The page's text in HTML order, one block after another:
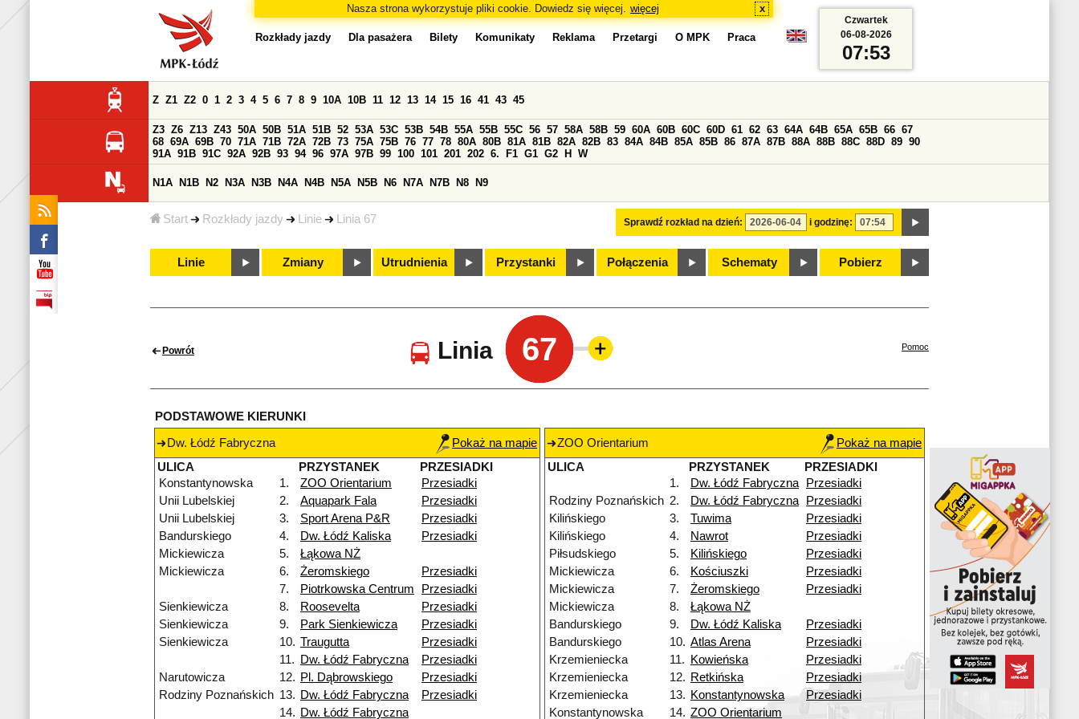
Nasza strona wykorzystuje pliki cookie. Dowiedz się więcej. więcej x
Start Rozkłady jazdy Linie Linia 67
Rozkłady jazdy Dla pasażera Bilety Komunikaty Reklama Przetargi O MPK Praca
Sprawdź rozkład na dzień: i godzinę:
Z Z1 Z2 0 1 2 3 4 5 6 7 8 9 10A 10B 11 12 13 14 15 16 41 43 45
Z3 Z6 Z13 Z43 50A 50B 51A 51B 52 53A 53C 53B 54B 55A 55B 55C 56 57 58A 58B 59 60A 60B 60C 60D 61 62 63 64A 64B 65A 65B 66 67
68 69A 69B 70 71A 71B 72A 72B 73 75A 75B 76 77 78 80A 80B 81A 81B 82A 82B 83 84A 84B 85A 85B 86 87A 87B 88A 88B 88C 88D 89 90
91A 91B 91C 92A 92B 93 94 96 97A 97B 99 100 101 201 202 6. F1 G1 G2 H W
N1A N1B N2 N3A N3B N4A N4B N5A N5B N6 N7A N7B N8 N9
Linie Zmiany Utrudnienia Przystanki Połączenia Schematy Pobierz
Czwartek
06-08-2026
07:53
Powrót Linia 67 Pomoc
PODSTAWOWE KIERUNKI
Dw. Łódź Fabryczna
Pokaż na mapie
ULICA
PRZYSTANEK
PRZESIADKI
Konstantynowska
1. ZOO Orientarium
Przesiadki
Unii Lubelskiej
2. Aquapark Fala
Przesiadki
Unii Lubelskiej
3. Sport Arena P&R
Przesiadki
Bandurskiego
4. Dw. Łódź Kaliska
Przesiadki
Mickiewicza
5.
Łąkowa NŻ
Mickiewicza
6. Żeromskiego
Przesiadki
7.
Piotrkowska Centrum
Przesiadki
Sienkiewicza
8. Roosevelta
Przesiadki
Sienkiewicza
9. Park Sienkiewicza
Przesiadki
Sienkiewicza
10. Traugutta
Przesiadki
11.
Dw. Łódź Fabryczna
Przesiadki
Narutowicza
12. Pl. Dąbrowskiego
Przesiadki
Rodziny Poznańskich 13. Dw. Łódź Fabryczna
Przesiadki
14. Dw. Łódź Fabryczna
ZOO Orientarium
Pokaż na mapie
ULICA
PRZYSTANEK
PRZESIADKI
1.
Dw. Łódź Fabryczna
Przesiadki
Rodziny Poznańskich 2. Dw. Łódź Fabryczna
Przesiadki
Kilińskiego
3. Tuwima
Przesiadki
Kilińskiego
4. Nawrot
Przesiadki
Piłsudskiego
5. Kilińskiego
Przesiadki
Mickiewicza
6. Kościuszki
Przesiadki
Mickiewicza
7. Żeromskiego
Przesiadki
Mickiewicza
8.
Łąkowa NŻ
Bandurskiego
9. Dw. Łódź Kaliska
Przesiadki
Bandurskiego
10. Atlas Arena
Przesiadki
Krzemieniecka
11. Kowieńska
Przesiadki
Krzemieniecka
12. Retkińska
Przesiadki
Krzemieniecka
13. Konstantynowska
Przesiadki
Konstantynowska
14. ZOO Orientarium